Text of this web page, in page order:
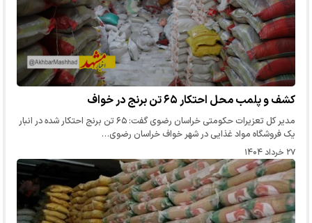
کشف و پلمب محل احتکار ۶۵ تن برنج در خواف
مدیر کل تعزیرات حکومتی خراسان رضوی گفت: ۶۵ تن برنج احتکار شده در انبار
یک فروشگاه‌ مواد غذایی در شهر خواف خراسان رضوی…
۲۷ خرداد ۱۴۰۴